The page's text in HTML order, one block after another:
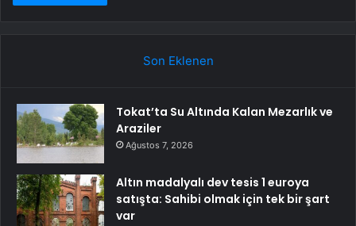
Son Eklenen
Tokat’ta Su Altında Kalan Mezarlık ve
Araziler
Ağustos 7, 2026
Altın madalyalı dev tesis 1 euroya
satışta: Sahibi olmak için tek bir şart
var